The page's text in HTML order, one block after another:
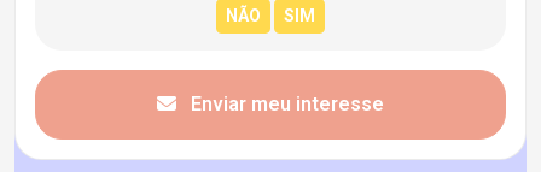
Enviar meu interesse